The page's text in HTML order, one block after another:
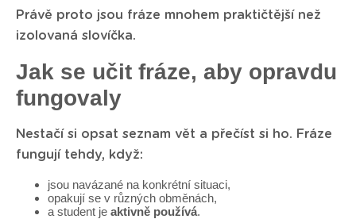
Právě proto jsou fráze mnohem praktičtější než
izolovaná slovíčka.
Jak se učit fráze, aby opravdu
fungovaly
Nestačí si opsat seznam vět a přečíst si ho. Fráze
fungují tehdy, když:
jsou navázané na konkrétní situaci,
opakují se v různých obměnách,
a student je aktivně používá.